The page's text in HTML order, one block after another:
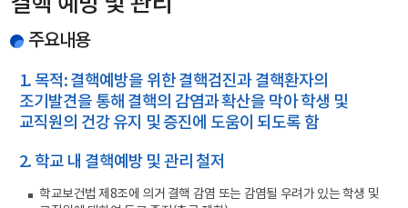
주요내용
1. 목적: 결핵예방을 위한 결핵검진과 결핵환자의
조기발견을 통해 결핵의 감염과 확산을 막아 학생 및
교직원의 건강 유지 및 증진에 도움이 되도록 함
2. 학교 내 결핵예방 및 관리 철저
학교보건법 제8조에 의거 결핵 감염 또는 감염될 우려가 있는 학생 및